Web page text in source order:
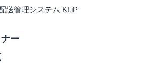
送管理システム KLiP
ー